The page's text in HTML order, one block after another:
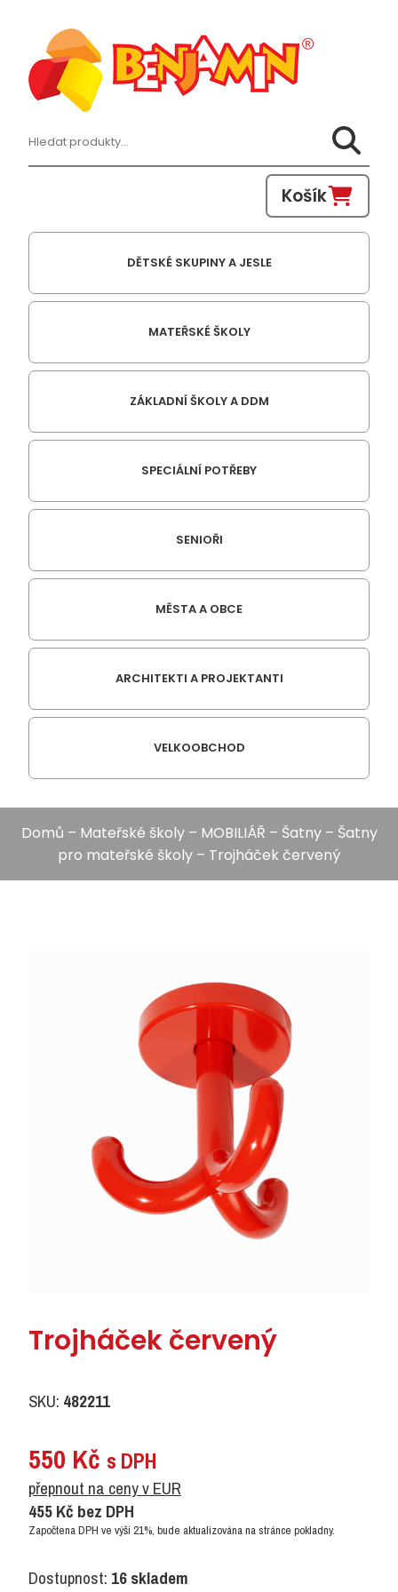
Hledat:
Košík
DĚTSKÉ SKUPINY A JESLE
MATEŘSKÉ ŠKOLY
ZÁKLADNÍ ŠKOLY A DDM
SPECIÁLNÍ POTŘEBY
SENIOŘI
MĚSTA A OBCE
ARCHITEKTI A PROJEKTANTI
VELKOOBCHOD
Domů – Mateřské školy– MOBILIÁŘ – Šatny– Šatny
pro mateřské školy – Trojháček červený
Trojháček červený
SKU: 482211
550 Kč s DPH
přepnout na ceny v EUR
455Kč bez DPH
Započtena DPH ve výši 21%, bude aktualizována na stránce pokladny.
Dostupnost: 16 skladem